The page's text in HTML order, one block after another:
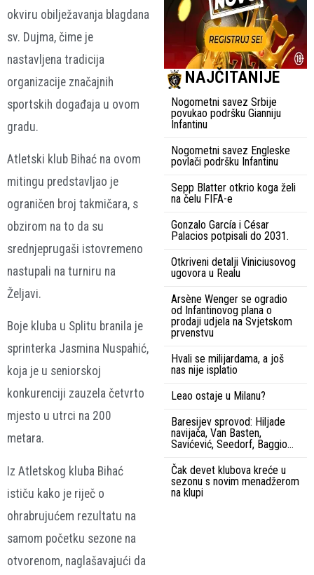
okviru obilježavanja blagdana
sv. Dujma, čime je
nastavljena tradicija
organizacije značajnih
sportskih događaja u ovom
gradu.
Atletski klub Bihać na ovom
mitingu predstavljao je
ograničen broj takmičara, s
obzirom na to da su
srednjeprugaši istovremeno
nastupali na turniru na
Željavi.
Boje kluba u Splitu branila je
sprinterka Jasmina Nuspahić,
koja je u seniorskoj
konkurenciji zauzela četvrto
mjesto u utrci na 200
metara.
Iz Atletskog kluba Bihać
ističu kako je riječ o
ohrabrujućem rezultatu na
samom početku sezone na
otvorenom, naglašavajući da
NAJČITANIJE
Nogometni savez Srbije
povukao podršku Gianniju
Infantinu
Nogometni savez Engleske
povlači podršku Infantinu
Sepp Blatter otkrio koga želi
na čelu FIFA-e
Gonzalo García i César
Palacios potpisali do 2031.
Otkriveni detalji Viniciusovog
ugovora u Realu
Arsène Wenger se ogradio
od Infantinovog plana o
prodaji udjela na Svjetskom
prvenstvu
Hvali se milijardama, a još
nas nije isplatio
Leao ostaje u Milanu?
Baresijev sprovod: Hiljade
navijača, Van Basten,
Savićević, Seedorf, Baggio…
Čak devet klubova kreće u
sezonu s novim menadžerom
na klupi